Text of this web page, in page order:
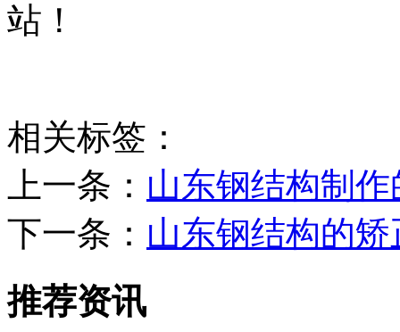
站！
相关标签：
上一条： 山东钢结构制
下一条： 山东钢结构的
推荐资讯